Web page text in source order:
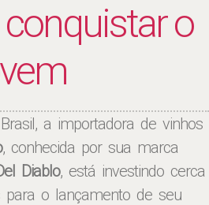
o
a importadora de vinhos
, conhecida por sua marca
Diablo, está investindo cerca
o lançamento de seu